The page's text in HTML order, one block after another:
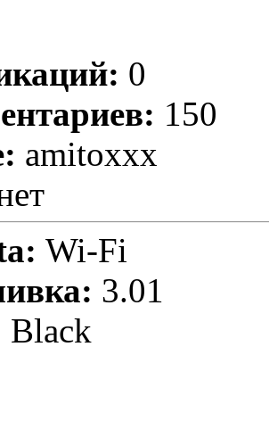
0
150
amitoxxx
Wi-Fi
3.01
Black